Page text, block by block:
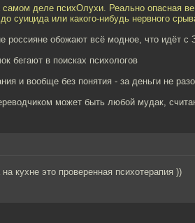
деле психОлухи. Реально опасная
суицида или какого-нибудь нервного
россияне обожают всё модное, что идёт с
бегают в поисках психологов
и вообще без понятия - за деньги не
может быть любой мудак,
кухне это проверенная психотерапия ))